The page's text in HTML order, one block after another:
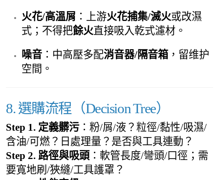
火花/高溫屑 ：上游火花捕集/滅火或改濕
式；不得把餘火直接吸入乾式濾材。
噪音 ：中高壓多配消音器/隔音箱 ，留维护
空間。
8. 選購流程（Decision Tree）
Step 1. 定義髒污：粉/屑/液？粒徑/黏性/吸濕/
含油/可燃？日處理量？是否與工具連動？
Step 2. 路徑與吸頭 ：軟管長度/彎頭/口徑；需
要寬地刷/狹縫/工具護罩？